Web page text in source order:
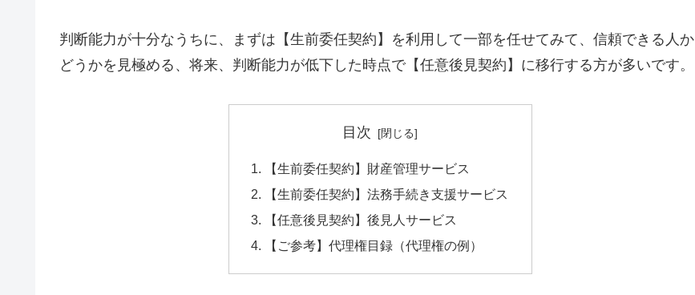
判断能力が十分なうちに、まずは【生前委任契約】を利用して一部を任せてみて、信頼できる人か
どうかを見極める、将来、判断能力が低下した時点で【任意後見契約】に移行する方が多いです。
目次
【生前委任契約】財産管理サービス
【生前委任契約】法務手続き支援サービス
【任意後見契約】後見人サービス
【ご参考】代理権目録（代理権の例）